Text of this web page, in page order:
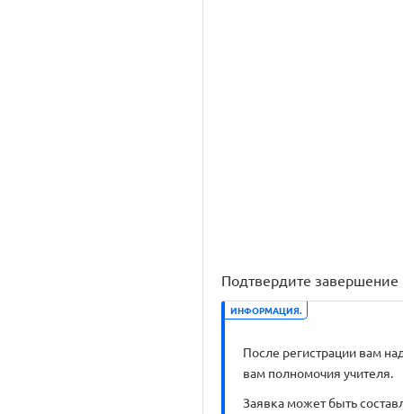
Подтвердите завершение
ИНФОРМАЦИЯ.
После регистрации вам
вам полномочия учителя.
Заявка может быть